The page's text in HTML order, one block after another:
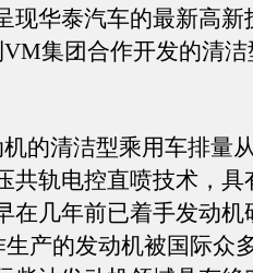
现华泰汽车的最新高新
集团合作开发的清洁
清洁型乘用车排量从
共轨电控直喷技术，具
在几年前已着手发动机
产的发动机被国际众